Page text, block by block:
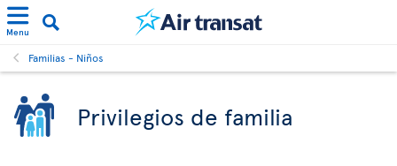
Menu
Familias - Niños
Privilegios de familia